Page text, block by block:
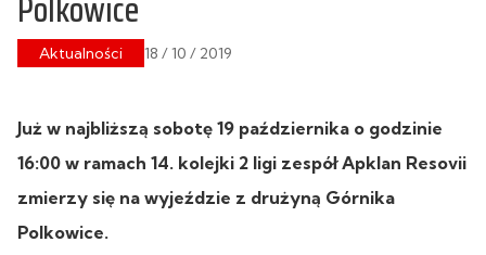
Aktualności 18 / 10 / 2019
Już w najbliższą sobotę 19 października o godzinie
16:00 w ramach 14. kolejki 2 ligi zespół Apklan Resovii
zmierzy się na wyjeździe z drużyną Górnika
Polkowice.